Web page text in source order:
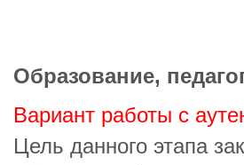
Образование,
Вариант работы с
Цель данного этапа